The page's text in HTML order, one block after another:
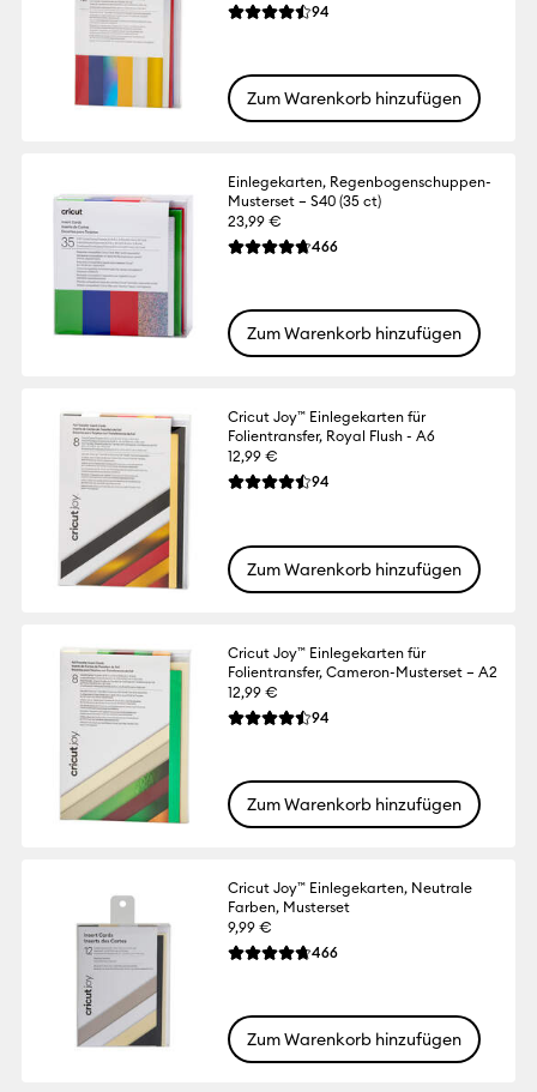
Die durchschnittliche Bewertung für
94
Zum Warenkorb hinzufügen
Einlegekarten, Regenbogenschuppen-
Musterset – S40 (35 ct)
23,99 €
Die durchschnittliche Bewertung für
466Reviews
Zum Warenkorb hinzufügen
Cricut Joy™ Einlegekarten für
Folientransfer, Royal Flush - A6
12,99 €
Die durchschnittliche Bewertung für
94
Zum Warenkorb hinzufügen
Cricut Joy™ Einlegekarten für
Folientransfer, Cameron-Musterset – A2
12,99 €
Die durchschnittliche Bewertung für
94
Zum Warenkorb hinzufügen
Cricut Joy™ Einlegekarten, Neutrale
Farben, Musterset
9,99 €
Die durchschnittliche Bewertung für
466Reviews
Zum Warenkorb hinzufügen